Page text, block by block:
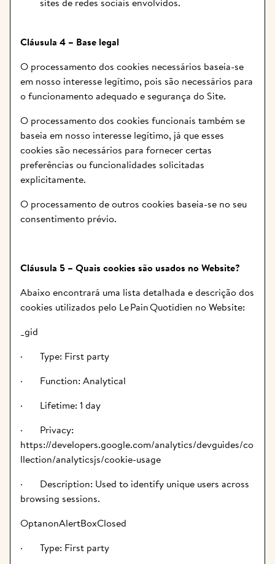
Cláusula 4 – Base legal
O processamento dos cookies necessários baseia-se
em nosso interesse legítimo, pois são necessários para
o funcionamento adequado e segurança do Site.
O processamento dos cookies funcionais também se
baseia em nosso interesse legítimo, já que esses
cookies são necessários para fornecer certas
preferências ou funcionalidades solicitadas
explicitamente.
O processamento de outros cookies baseia-se no seu
consentimento prévio.
Cláusula 5 – Quais cookies são usados no Website?
Abaixo encontrará uma lista detalhada e descrição dos
cookies utilizados pelo Le Pain Quotidien no Website:
_gid
·       Type: First party
·       Function: Analytical
·       Lifetime: 1 day
·       Privacy:
https://developers.google.com/analytics/devguides/co
llection/analyticsjs/cookie-usage
·       Description: Used to identify unique users across
browsing sessions.
OptanonAlertBoxClosed
·       Type: First party